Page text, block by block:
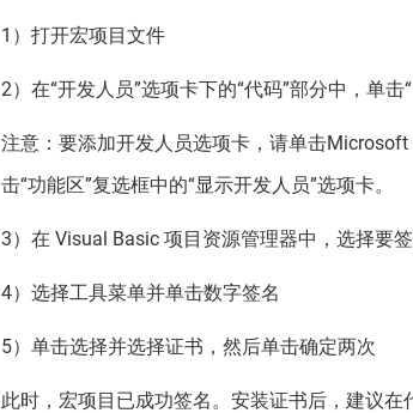
1）打开宏项目文件
2）在“开发人员”选项卡下的“代码”部分中，单击
注意：要添加开发人员选项卡，请单击
击“功能区”复选框中的“显示开发人员”选项卡。
3）在 Visual Basic 项目资源管理器中，选择要
4）选择工具菜单并单击数字签名
5）单击选择并选择证书，然后单击确定两次
此时，宏项目已成功签名。安装证书后，建议